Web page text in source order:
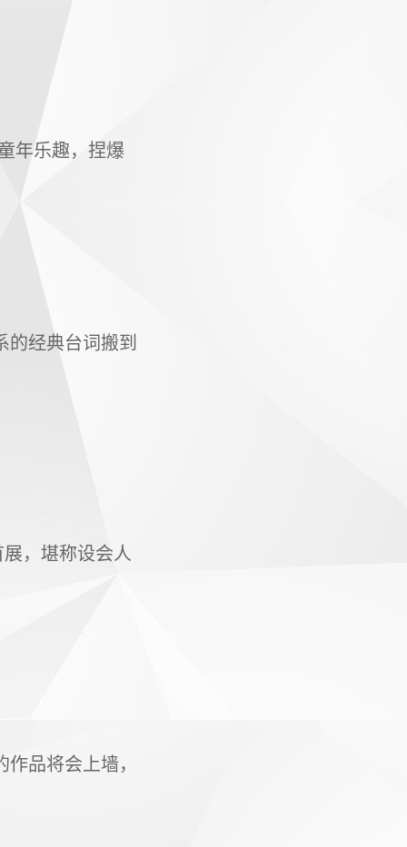
年乐趣，捏爆
的经典台词搬到
，堪称设会人
品将会上墙，